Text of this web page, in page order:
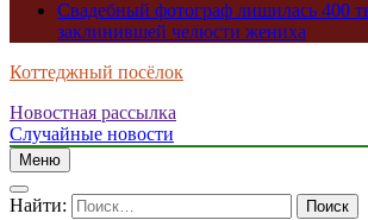
Свадебный фотограф лишилась 400
заклинившей челюсти жениха
Коттеджный посёлок
Новостная рассылка
Случайные новости
Меню
Найти: